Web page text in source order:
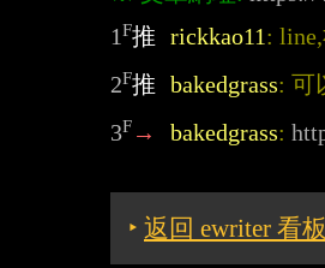
1F推 rickkao11:
2F推 bakedgrass: 可
3F → bakedgrass:
‣ 返回 ewriter 看板